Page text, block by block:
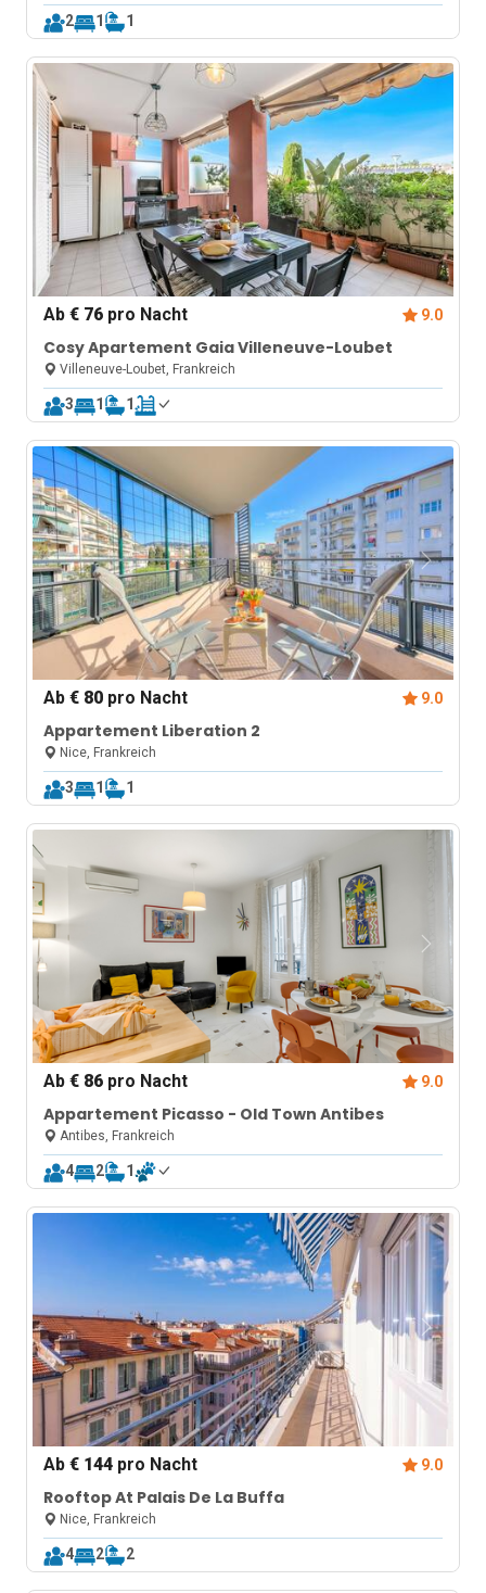
2 1 1
Ab€ 76 pro Nacht 9.0
Cosy Apartement Gaia Villeneuve-Loubet
Villeneuve-Loubet, Frankreich
3 1 1
Ab€ 80 pro Nacht 9.0
Appartement Liberation 2
Nice, Frankreich
3 1 1
Ab€ 86 pro Nacht 9.0
Appartement Picasso - Old Town Antibes
Antibes, Frankreich
4 2 1
Ab€ 144 pro Nacht 9.0
Rooftop At Palais De La Buffa
Nice, Frankreich
4 2 2